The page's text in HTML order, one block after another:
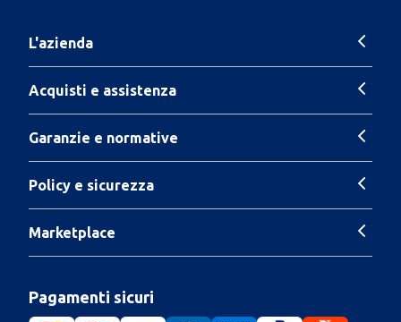
L'azienda
Acquisti e assistenza
Garanzie e normative
Policy e sicurezza
Marketplace
Pagamenti sicuri